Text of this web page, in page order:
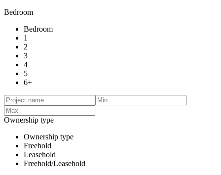
Bedroom
Bedroom
1
2
3
4
5
6+
Ownership type
Ownership type
Freehold
Leasehold
Freehold/Leasehold